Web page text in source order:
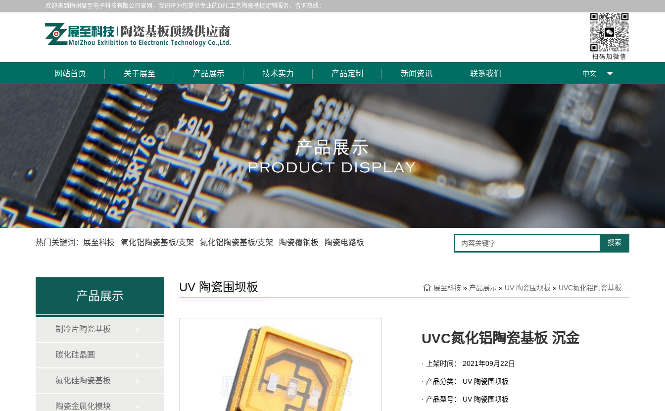
欢迎来到梅州展至电子科技有限公司官网，我司将为您提供专业的DPC工艺陶瓷基板定制服务，咨询热线：
扫码加微信
网站首页 关于展至 产品展示 技术实力 产品定制 新闻资讯 联系我们 中文 
热门关键词：展至科技 氧化铝陶瓷基板/支架 氮化铝陶瓷基板/支架 陶瓷覆铜板 陶瓷电路板 搜索
产品展示
制冷片陶瓷基板
碳化硅晶圆
氮化硅陶瓷基板
陶瓷金属化模块
UV 陶瓷围坝板  展至科技 » 产品展示 » UV 陶瓷围坝板 » UVC氮化铝陶瓷基板 ...
UVC氮化铝陶瓷基板 沉金
· 上架时间： 2021年09月22日
· 产品分类： UV 陶瓷围坝板
· 产品型号： UV 陶瓷围坝板